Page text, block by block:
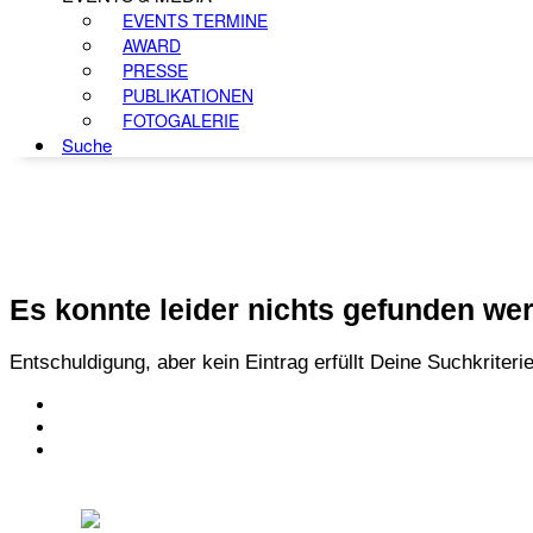
EVENTS TERMINE
AWARD
PRESSE
PUBLIKATIONEN
FOTOGALERIE
Suche
Es konnte leider nichts gefunden
Entschuldigung, aber kein Eintrag erfüllt Deine